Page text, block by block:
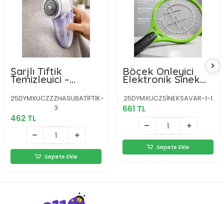
Şarjlı Tiftik
Temizleyici –
Çıkarılabilir
Hazneli, Anti-Statik
Fırçalı, USB Şarjlı
25DYMXUCZZZHASUBATİFTİK-
3
462 TL
Sepete Ekle
Böcek Önleyici
Elektronik Sinek
Öldürücü | Üç
Katmanlı Güvenlik
Izgarası Yeni Nesil
25DYMXUCZSİNEKSAVAR-1-1
661 TL
Sepete Ekle